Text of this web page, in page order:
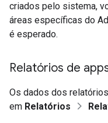
criados pelo sistema,
áreas específicas do
é esperado.
Relatórios de
Os dados dos
em Relatórios